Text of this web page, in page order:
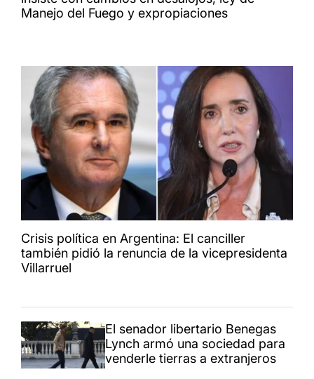
Manejo del Fuego y expropiaciones
Crisis política en Argentina: El canciller
también pidió la renuncia de la vicepresidenta
Villarruel
El senador libertario Benegas
Lynch armó una sociedad para
venderle tierras a extranjeros